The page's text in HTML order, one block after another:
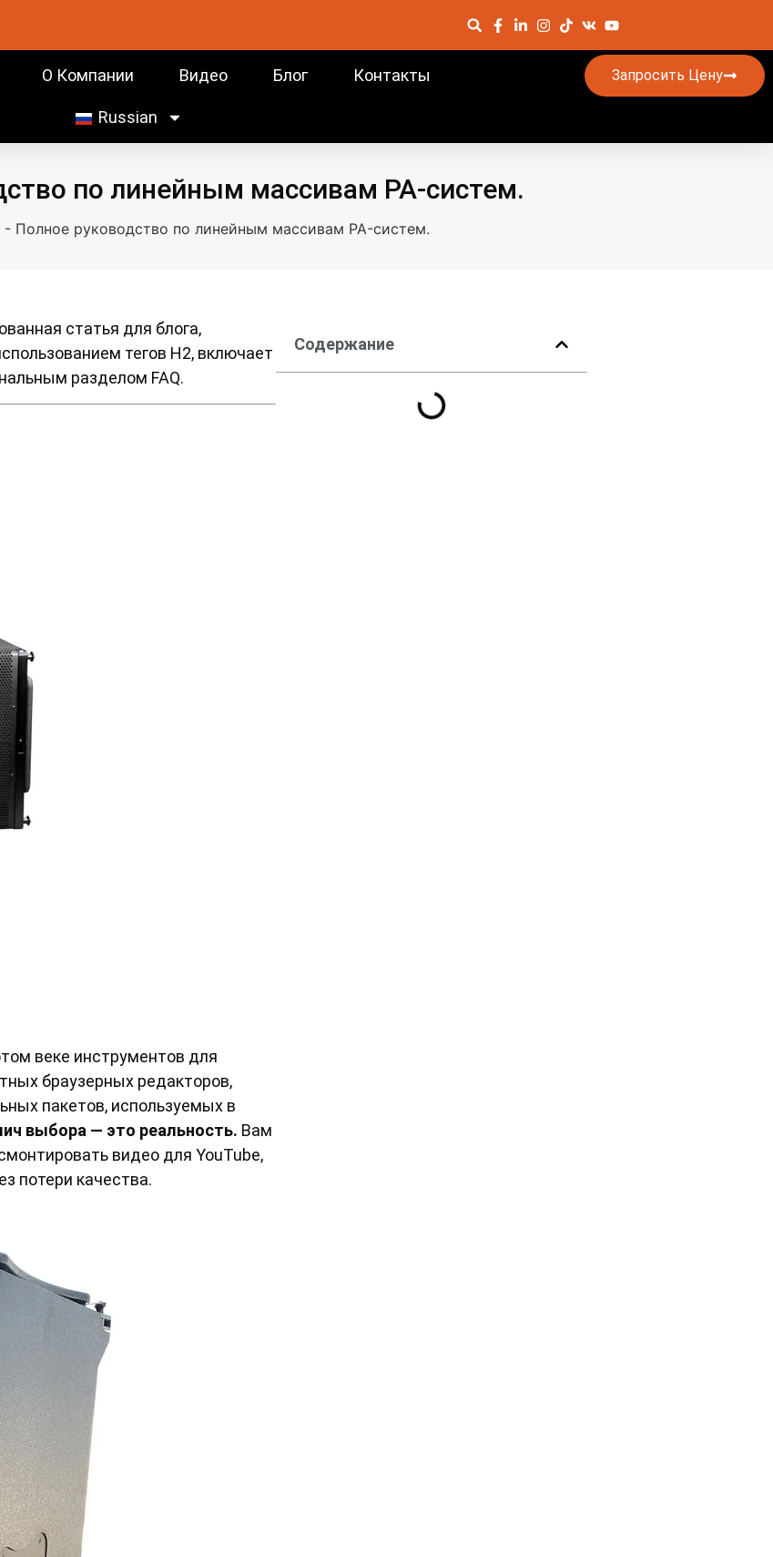
О Компании Видео Блог Контакты
Russian
Запросить Цену
по линейным массивам PA-систем.
- Полное руководство по линейным массивам PA-систем.
статья для блога,
тегов H2, включает
разделом FAQ.
веке инструментов для
браузерных редакторов,
пакетов, используемых в
выбора — это реальность. Вам
видео для YouTube,
потери качества.
Содержание